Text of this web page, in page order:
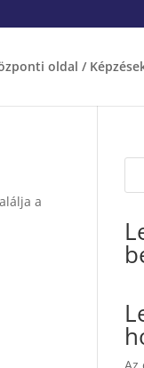
oldal /
a